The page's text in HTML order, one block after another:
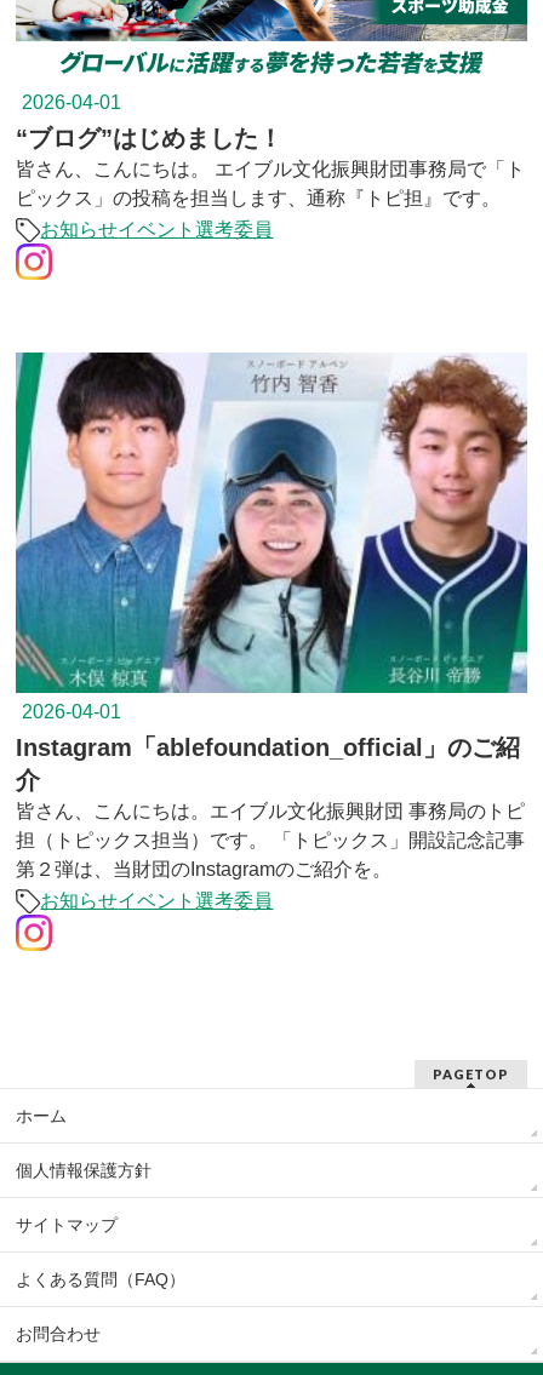
2026-04-01
“ブログ”はじめました！
皆さん、こんにちは。 エイブル文化振興財団事務局で「ト
ピックス」の投稿を担当します、通称『トピ担』です。
お知らせイベント選考委員
2026-04-01
Instagram「ablefoundation_official」のご紹
介
皆さん、こんにちは。エイブル文化振興財団 事務局のトピ
担（トピックス担当）です。 「トピックス」開設記念記事
第２弾は、当財団のInstagramのご紹介を。
お知らせイベント選考委員
PAGETOP
ホーム
個人情報保護方針
サイトマップ
よくある質問（FAQ）
お問合わせ